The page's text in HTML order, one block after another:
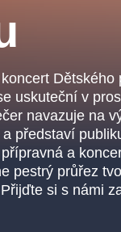
Dětského
uskuteční v
navazuje na
představí
a
pestrý průřez
si s námi
search
popular
nationaltheatre